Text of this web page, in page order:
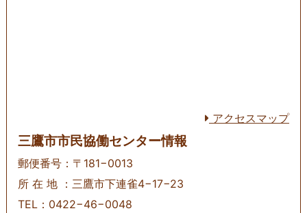
アクセスマップ
三鷹市市民協働センター情報
郵便番号：〒181−0013
所 在 地 ：三鷹市下連雀4−17−23
TEL：0422−46−0048